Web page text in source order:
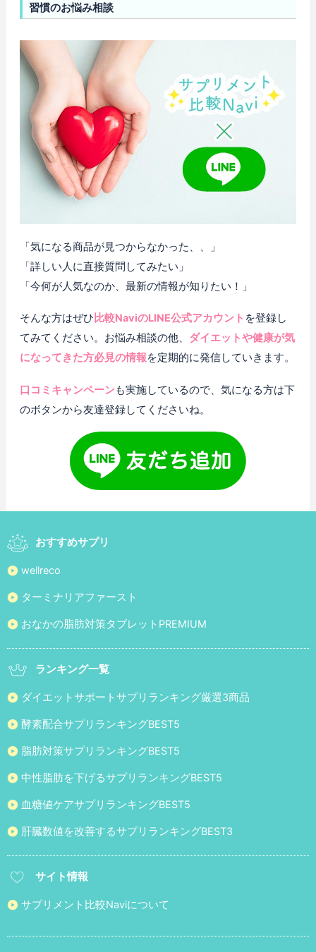
習慣のお悩み相談
「気になる商品が見つからなかった、、」
「詳しい人に直接質問してみたい」
「今何が人気なのか、最新の情報が知りたい！」
そんな方はぜひ 比較NaviのLINE公式アカウント を登録し
てみてください。お悩み相談の他、 ダイエットや健康が気
になってきた方必見の情報を定期的に発信していきます。
口コミキャンペーンも実施しているので、気になる方は下
のボタンから友達登録してくださいね。
おすすめサプリ
wellreco
ターミナリアファースト
おなかの脂肪対策タブレットPREMIUM
ランキング一覧
ダイエットサポートサプリランキング厳選3商品
酵素配合サプリランキングBEST5
脂肪対策サプリランキングBEST5
中性脂肪を下げるサプリランキングBEST5
血糖値ケアサプリランキングBEST5
肝臓数値を改善するサプリランキングBEST3
サイト情報
サプリメント比較Naviについて